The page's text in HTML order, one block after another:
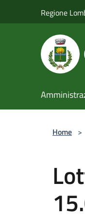
Regione
Home >